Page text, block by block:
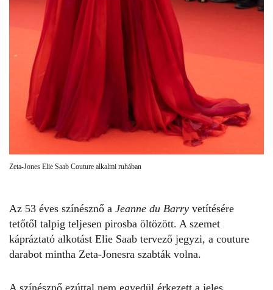
Zeta-Jones Elie Saab Couture alkalmi ruhában
Az 53 éves színésznő a Jeanne du Barry vetítésére
tetőtől talpig teljesen pirosba öltözött. A szemet
kápráztató alkotást Elie Saab tervező jegyzi, a couture
darabot mintha Zeta-Jonesra szabták volna.
A színésznő ezúttal nem egyedül érkezett a jeles